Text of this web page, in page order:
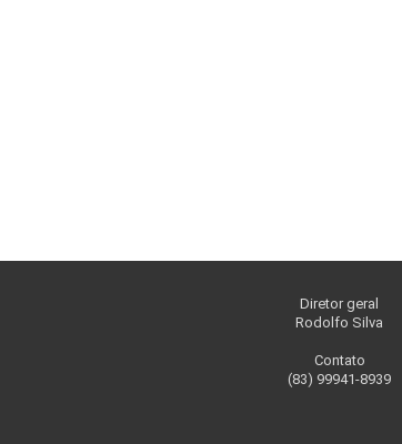
Diretor geral
Rodolfo Silva
Contato
(83) 99941-8939